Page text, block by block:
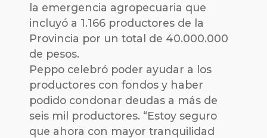
la emergencia agropecuaria que
incluyó a 1.166 productores de la
Provincia por un total de 40.000.000
de pesos.
Peppo celebró poder ayudar a los
productores con fondos y haber
podido condonar deudas a más de
seis mil productores. “Estoy seguro
que ahora con mayor tranquilidad